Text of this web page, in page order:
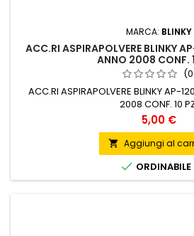
MARCA: BLINKY
ACC.RI ASPIRAPOLVERE BLINKY
ANNO 2008 CONF.
ACC.RI ASPIRAPOLVERE BLINKY AP-
2008 CONF. 10
Prezzo
5,00 €
 Aggiungi al
 ORDINABILE